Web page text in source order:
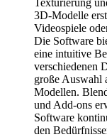
3D-Modelle
Videospiele
Die Software
eine intuitive
verschiedenen
große Auswahl
Modellen.
und Add-ons
Software
den